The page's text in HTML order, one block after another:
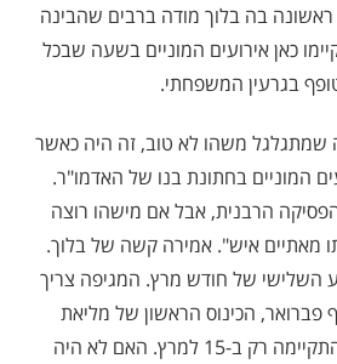
ראשונה בה בלוך מודה ברבים שהבינה
כאן אירועים המוניים בשעה שבכל
בגרעין המשפחתי.
שמתגלגל משהו לא טוב, זה היה כאשר
המוניים בחתונת בנו של האדמו"ר.
הרבנית, אבל אם מישהו רוצה
מאתיים איש". אמירה קשה של בלוך.
השלישי של חודש מרץ. המגיפה צריך
פברואר, הכינוס הראשון של מליאת
וועדת החירום המקומית התקיימה רק ב-15 למרץ. האם לא היה